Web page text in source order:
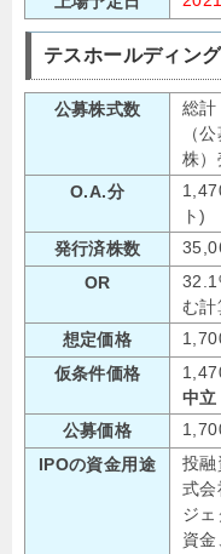
テスホールディン
公募株式数
総
（
株）
O.A.分
ト)
発行済株数
OR
む計
想定価格
仮条件価格
中立
公募価格
IPOの資金用途
投融
式会
ジ
資